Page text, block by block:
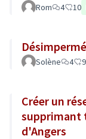
Rom 4 10
Solène 4 9
Créer un
supprimant
d'Angers